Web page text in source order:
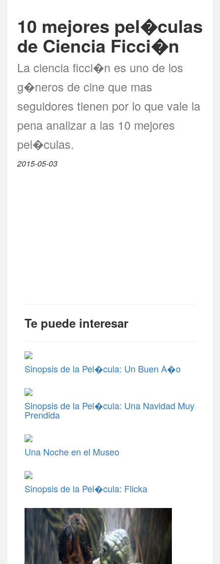
10 mejores pel�culas
de Ciencia Ficci�n
La ciencia ficci�n es uno de los
g�neros de cine que mas
seguidores tienen por lo que vale la
pena analizar a las 10 mejores
pel�culas.
2015-05-03
Te puede interesar
Sinopsis de la Pel�cula: Un Buen A�o
Sinopsis de la Pel�cula: Una Navidad Muy
Prendida
Una Noche en el Museo
Sinopsis de la Pel�cula: Flicka